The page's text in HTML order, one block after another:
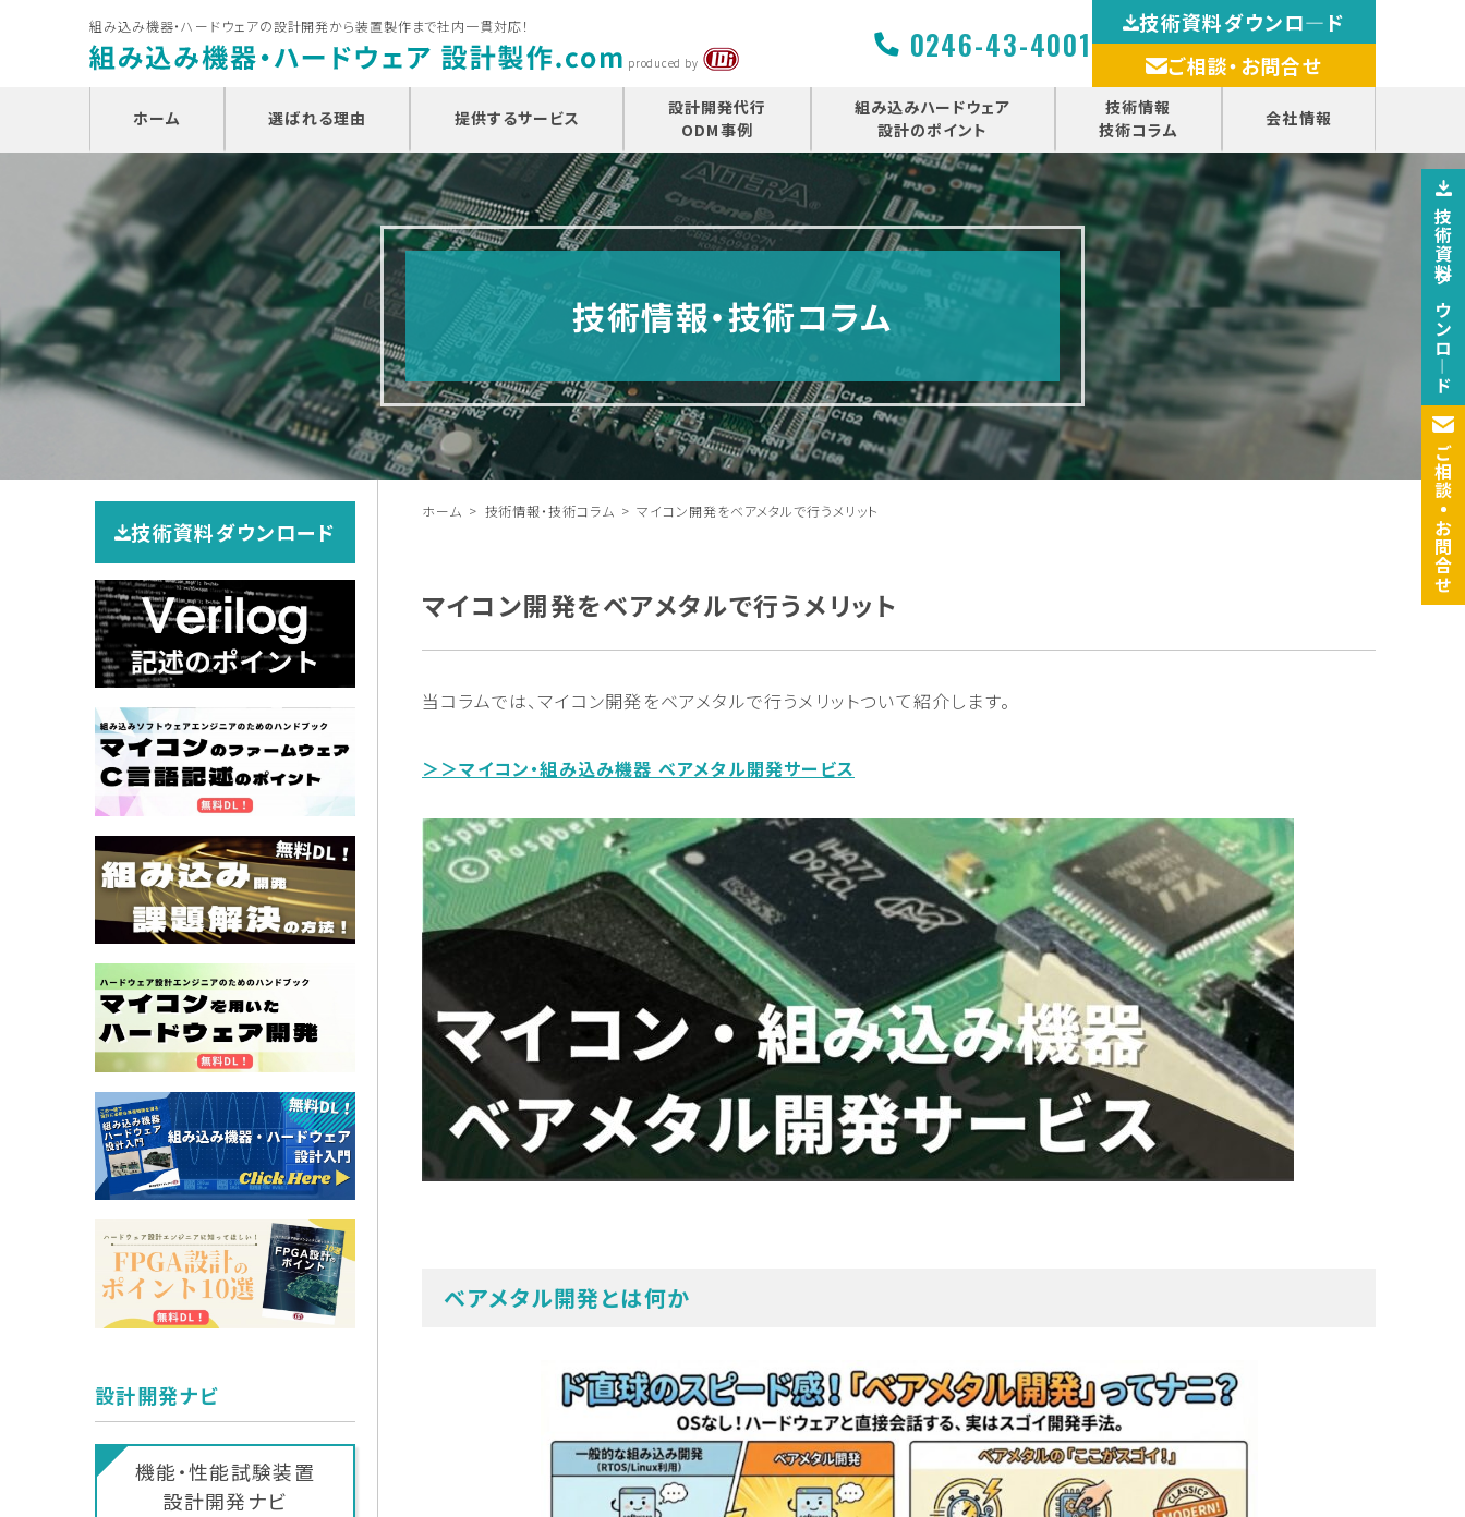
組み込み機器・ハードウェアの設計開発から装置製作まで社内一貫対応！
produced by 0246-43-4001
技術資料ダウンロ―ド
ご相談・お問合せ
ホーム 選ばれる理由 提供するサービス
設計開発代行
ODM事例
組み込みハードウェア
設計のポイント
技術情報
技術コラム
会社情報
技術情報・技術コラム
ホーム 技術情報・技術コラム マイコン開発をベアメタルで行うメリット
マイコン開発をベアメタルで行うメリット
当コラムでは、マイコン開発をベアメタルで行うメリットついて紹介します。
＞＞マイコン・組み込み機器 ベアメタル開発サービス
ベアメタル開発とは何か
技術資料ダウンロード
設計開発ナビ
機能・性能試験装置
設計開発ナビ
技術資料ダウンロ―ド
ご相談
・
お問合せ